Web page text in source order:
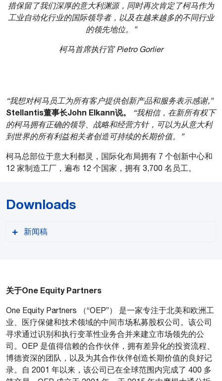
措保留了我们深厚的意大利渊源，同时再次肯定了柯马作为
工业自动化行业的国际领导者，以及在越来越多的不同行业
的领先地位。”
柯马首席执行官 Pietro Gorlier
“我想对柯马员工为所有客户提供创新产品和服务表示感谢,”
Stellantis董事长John Elkann说。
“我相信，在新所有权下
的柯马拥有正确的领导、战略和经营方针，可以为从意大利
到世界的所有利益相关者创造可持续的长期价值。”
柯马总部位于意大利都灵，国际化布局拥有 7 个创新中心和
12 家制造工厂，遍布 12 个国家，拥有 3,700 名员工。
Downloads
新闻稿
PDF 版本
关于One Equity Partners
One Equity Partners （“OEP”） 是一家专注于北美和欧洲工
业、医疗保健和技术领域的中间市场私募股权公司。该公司
寻求通过识别和执行变革性业务合并来建立市场领先的公
司。OEP 是值得信赖的合作伙伴，拥有差异化的投资流程、
博德资深的团队，以及为其合作伙伴创造长期价值的良好记
录。自 2001 年以来，该公司已在全球范围内完成了 400 多